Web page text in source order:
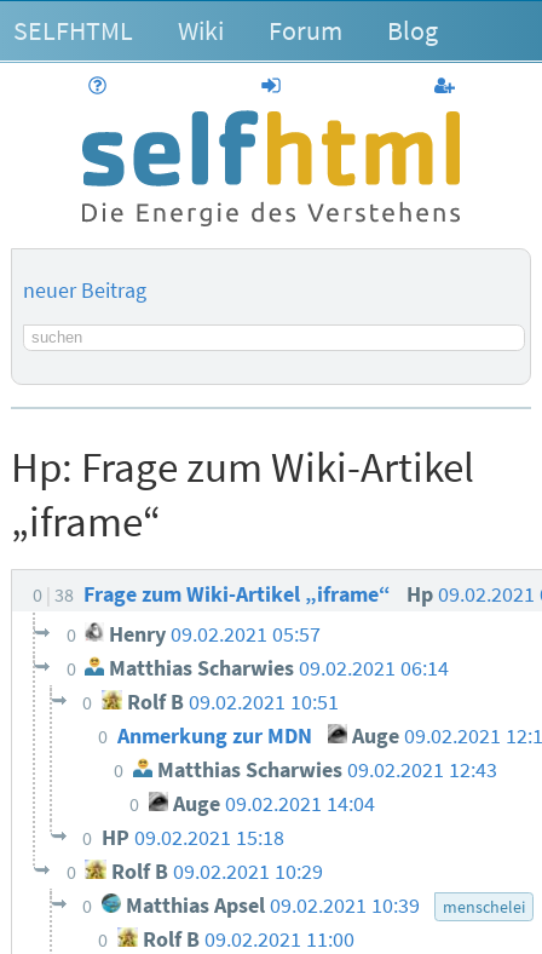
SELFHTML Wiki Forum Blog
anmelden
neuer Beitrag
Suchbegriff
Hp: Frage zum Wiki-Artikel
„iframe“
0 38 Frage zum Wiki-Artikel „iframe“ Hp
0 Henry09.02.2021 05:57
0 Matthias Scharwies09.02.2021 06:14
0 Rolf B09.02.2021 10:51
0 Anmerkung zur MDN Auge 09.02.2021
0 Matthias Scharwies09.02.2021 12:43
0 Auge09.02.2021 14:04
0 HP 09.02.2021 15:18
0 Rolf B09.02.2021 10:29
0 Matthias Apsel 09.02.2021 10:39 menschelei
0 Rolf B 09.02.2021 11:00